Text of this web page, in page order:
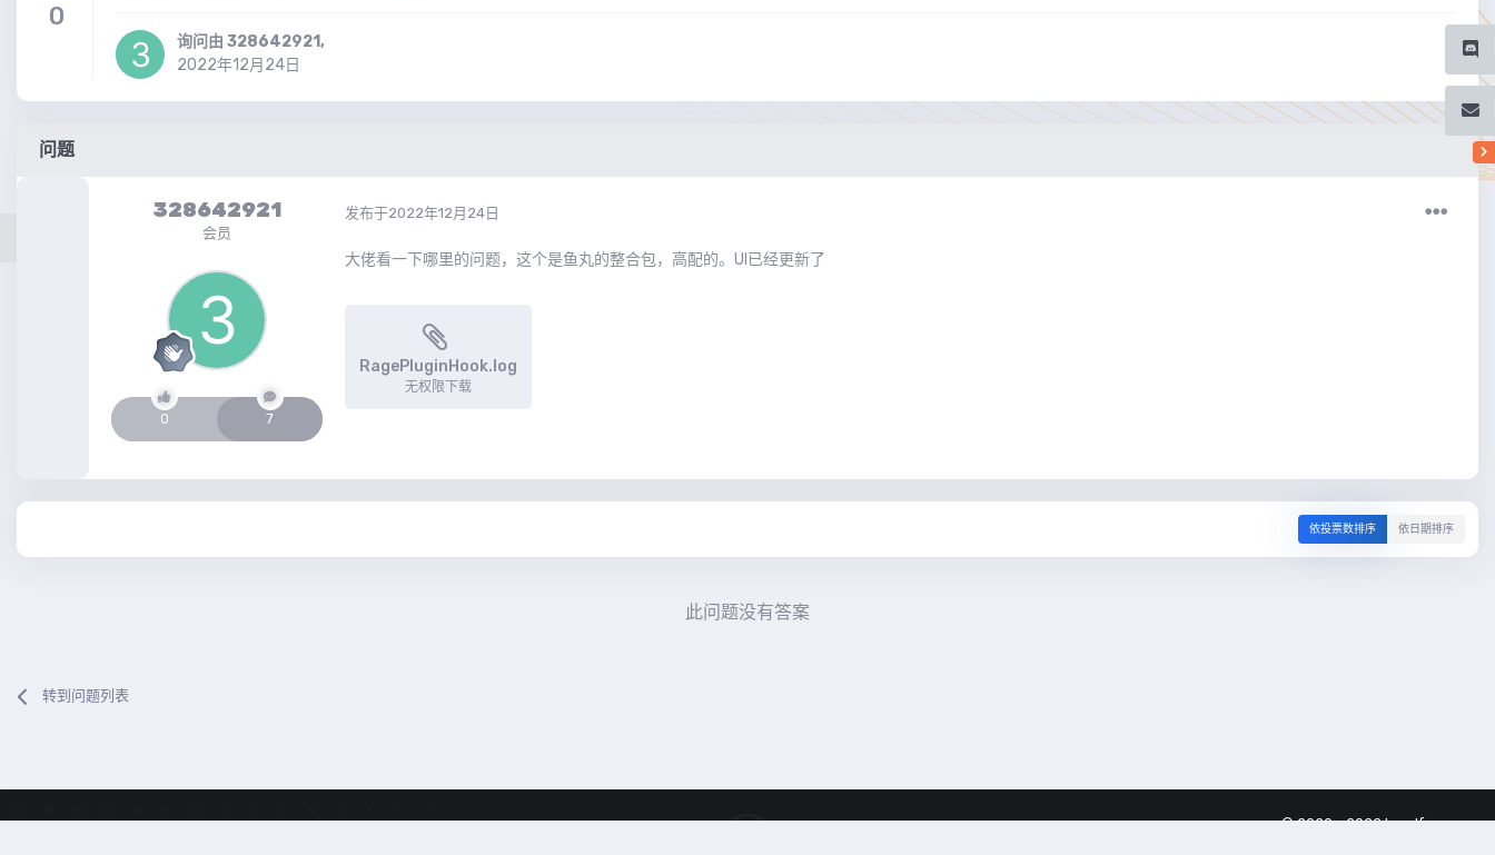
0
询问由 328642921,
2022年12月24日
问题
328642921
会员
0 7
发布于2022年12月24日
大佬看一下哪里的问题，这个是鱼丸的整合包，高配的。UI已经更新了
RagePluginHook.log
无权限下载
依投票数排序 依日期排序
此问题没有答案
转到问题列表
© 2020 - 2022 Lspdfrcn.com